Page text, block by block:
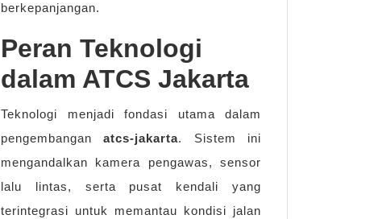
berkepanjangan.
Peran Teknologi
dalam ATCS Jakarta
Teknologi menjadi fondasi utama dalam
pengembanganatcs-jakarta. Sistem ini
mengandalkan kamera pengawas, sensor
lalu lintas, serta pusat kendali yang
terintegrasi untuk memantau kondisi jalan